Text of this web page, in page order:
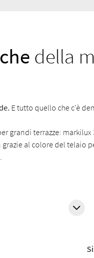
della
E tutto quello che c'è
grandi terrazze:
al colore del telaio